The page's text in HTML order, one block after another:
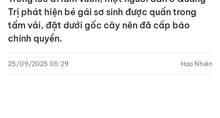
Trị phát hiện bé gái sơ sinh được quấn trong
tấm vải, đặt dưới gốc cây nên đã cấp báo
chính quyền.
25/09/2025 05:29 Hạo Nhiên